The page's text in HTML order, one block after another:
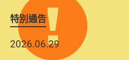
特別通告
2026.06.29